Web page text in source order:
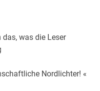
Laufe der Jahre
für ihr
gern, eines seiner
ist die dänische
Krimireihe um den
mit seiner Familie im
was die Leser
Nordlichter! «